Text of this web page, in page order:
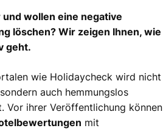
wollen eine negative
löschen? Wir zeigen Ihnen, wie
geht.
wie Holidaycheck wird nicht
auch hemmungslos
Vor ihrer Veröffentlichung können
mit